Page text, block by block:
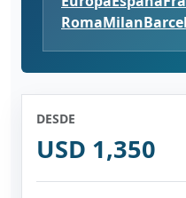
RomaMilan
DESDE
USD 1,350